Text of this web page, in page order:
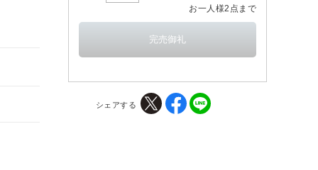
お一人様2点まで
シェアする